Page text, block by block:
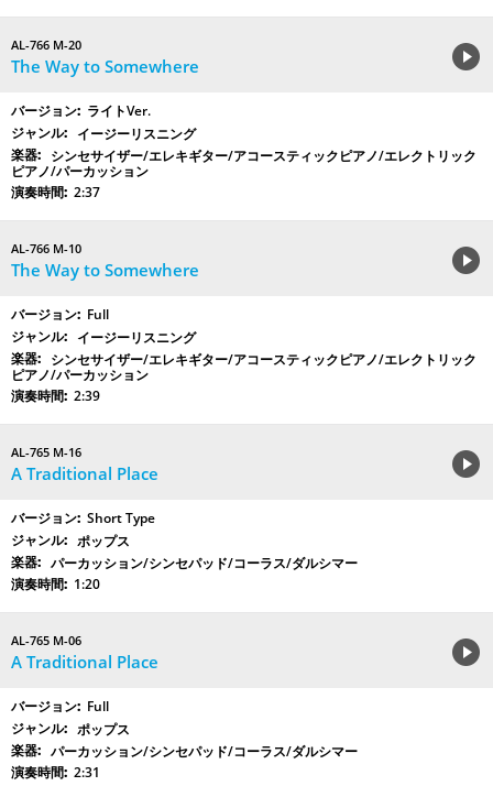
AL-766 M-20
The Way to Somewhere
ライトVer.
イージーリスニング
シンセサイザー/エレキギター/アコースティックピアノ/エレクトリック
ピアノ/パーカッション
2:37
AL-766 M-10
The Way to Somewhere
Full
イージーリスニング
シンセサイザー/エレキギター/アコースティックピアノ/エレクトリック
ピアノ/パーカッション
2:39
AL-765 M-16
A Traditional Place
Short Type
ポップス
パーカッション/シンセパッド/コーラス/ダルシマー
1:20
AL-765 M-06
A Traditional Place
Full
ポップス
パーカッション/シンセパッド/コーラス/ダルシマー
2:31